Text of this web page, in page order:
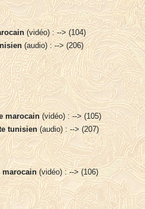
(vidéo) : --> (104)
(audio) : --> (206)
marocain(vidéo) : --> (105)
tunisien(audio) : --> (207)
marocain(vidéo) : --> (106)